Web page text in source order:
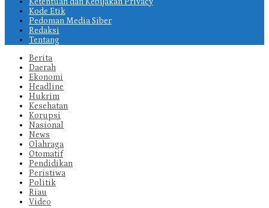
Ketentuan dan Kebijakan Privacy
Kode Etik
Pedoman Media Siber
Redaksi
Tentang
Berita
Daerah
Ekonomi
Headline
Hukrim
Kesehatan
Korupsi
Nasional
News
Olahraga
Otomatif
Pendidikan
Peristiwa
Politik
Riau
Video